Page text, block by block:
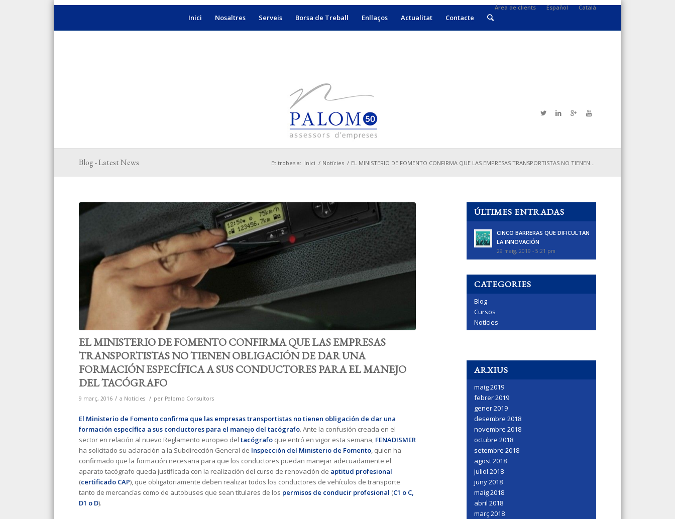
Àrea de clients Español Català
Inici Nosaltres Serveis Borsa de Treball Enllaços Actualitat Contacte
Blog - Latest News Et trobes a: Inici / Notícies / EL MINISTERIO DE FOMENTO CONFIRMA QUE LAS EMPRESAS TRANSPORTISTAS NO TIENEN...
EL MINISTERIO DE FOMENTO CONFIRMA QUE LAS EMPRESAS
TRANSPORTISTAS NO TIENEN OBLIGACIÓN DE DAR UNA
FORMACIÓN ESPECÍFICA A SUS CONDUCTORES PARA EL MANEJO
DEL TACÓGRAFO
9 març, 2016 / a Notícies / per Palomo Consultors
El Ministerio de Fomento confirma que las empresas transportistas no tienen obligación de dar una
formación específica a sus conductores para el manejo del tacógrafo. Ante la confusión creada en el
sector en relación al nuevo Reglamento europeo del tacógrafo que entró en vigor esta semana, FENADISMER
ha solicitado su aclaración a la Subdirección General de Inspección del Ministerio de Fomento, quien ha
confirmado que la formación necesaria para que los conductores puedan manejar adecuadamente el
aparato tacógrafo queda justificada con la realización del curso de renovación de aptitud profesional
(certificado CAP), que obligatoriamente deben realizar todos los conductores de vehículos de transporte
tanto de mercancías como de autobuses que sean titulares de los permisos de conducir profesional (C1 o C,
D1 o D).
ÚLTIMES ENTRADAS
CINCO BARRERAS QUE DIFICULTAN
LA INNOVACIÓN
29 maig, 2019 - 5:21 pm
CATEGORIES
Blog
Cursos
Notícies
ARXIUS
maig 2019
febrer 2019
gener 2019
desembre 2018
novembre 2018
octubre 2018
setembre 2018
agost 2018
juliol 2018
juny 2018
maig 2018
abril 2018
març 2018